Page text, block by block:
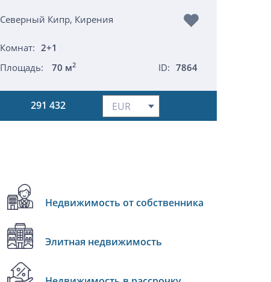
Северный Кипр, Кирения
Комнат: 2+1
Площадь:
70 м2 ID: 7864
291 432
Недвижимость от собственника
Элитная недвижимость